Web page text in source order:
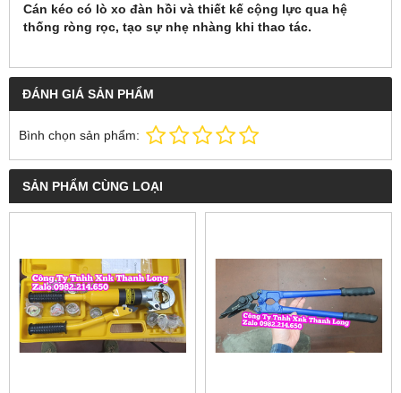
Cán kéo có lò xo đàn hồi và thiết kế cộng lực qua hệ
thống ròng rọc, tạo sự nhẹ nhàng khi thao tác.
ĐÁNH GIÁ SẢN PHẨM
Bình chọn sản phẩm:
SẢN PHẨM CÙNG LOẠI